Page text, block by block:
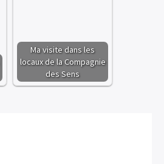
Ma visite dans les
locaux de la Compagnie
des Sens